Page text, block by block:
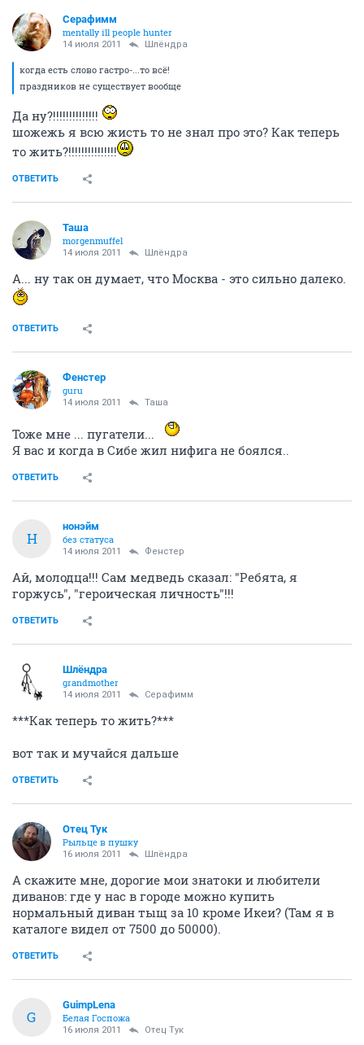
Серафимм
mentally ill people hunter
14 июля 2011 Шлёндра
когда есть слово гастро-...то всё!
праздников не существует вообще
Да ну?!!!!!!!!!!!!!!
шожежь я всю жисть то не знал про это? Как теперь
то жить?!!!!!!!!!!!!!!!
ОТВЕТИТЬ
Таша
morgenmuffel
14 июля 2011 Шлёндра
А... ну так он думает, что Москва - это сильно далеко.
ОТВЕТИТЬ
Фенстер
guru
14 июля 2011 Таша
Тоже мне ... пугатели...
Я вас и когда в Сибе жил нифига не боялся..
ОТВЕТИТЬ
Н
нонэйм
без статуса
14 июля 2011 Фенстер
Ай, молодца!!! Сам медведь сказал: "Ребята, я
горжусь", "героическая личность"!!!
ОТВЕТИТЬ
Шлёндра
grandmother
14 июля 2011 Серафимм
***Как теперь то жить?***
вот так и мучайся дальше
ОТВЕТИТЬ
Отец Тук
Рыльце в пушку
16 июля 2011 Шлёндра
А скажите мне, дорогие мои знатоки и любители
диванов: где у нас в городе можно купить
нормальный диван тыщ за 10 кроме Икеи? (Там я в
каталоге видел от 7500 до 50000).
ОТВЕТИТЬ
G
GuimpLena
Белая Госпожа
16 июля 2011 Отец Тук